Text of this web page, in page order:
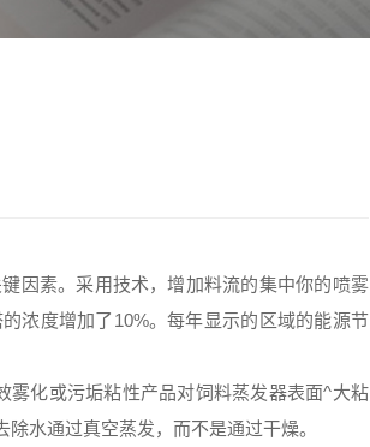
因素。采用技术，增加料流的集中你的喷雾
浓度增加了10%。每年显示的区域的能源节
雾化或污垢粘性产品对饲料蒸发器表面^大粘
水通过真空蒸发，而不是通过干燥。